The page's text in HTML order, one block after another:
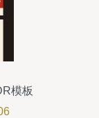
模板